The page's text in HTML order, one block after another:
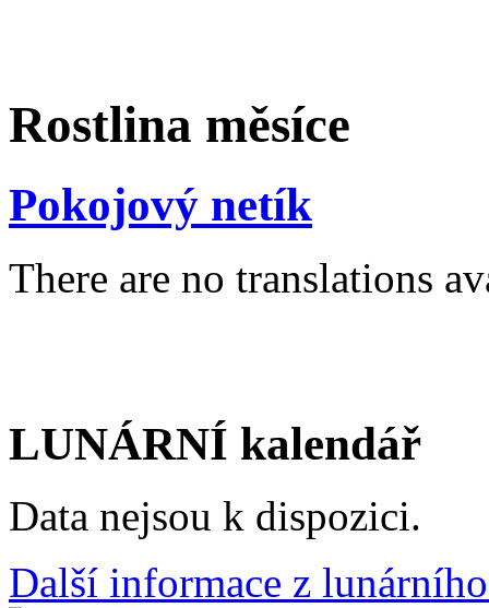
Rostlina měsíce
Pokojový netík
There are no translations
LUNÁRNÍ kalendář
Data nejsou k dispozici.
Další informace z